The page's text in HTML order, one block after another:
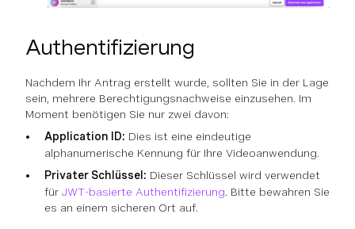
Authentifizierung
Nachdem Ihr Antrag erstellt wurde, sollten Sie in der Lage
sein, mehrere Berechtigungsnachweise einzusehen. Im
Moment benötigen Sie nur zwei davon:
Application ID: Dies ist eine eindeutige
alphanumerische Kennung für Ihre Videoanwendung.
Privater Schlüssel: Dieser Schlüssel wird verwendet
für JWT-basierte Authentifizierung. Bitte bewahren Sie
es an einem sicheren Ort auf.